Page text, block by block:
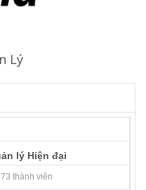
Lý
lý Hiện đại
thành viên